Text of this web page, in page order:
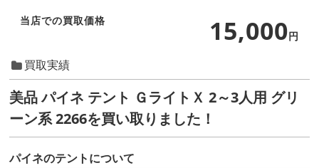
当店での買取価格 15,000円
買取実績
美品 パイネ テント ＧライトＸ 2～3人用 グリ
ーン系 2266を買い取りました！
パイネのテントについて